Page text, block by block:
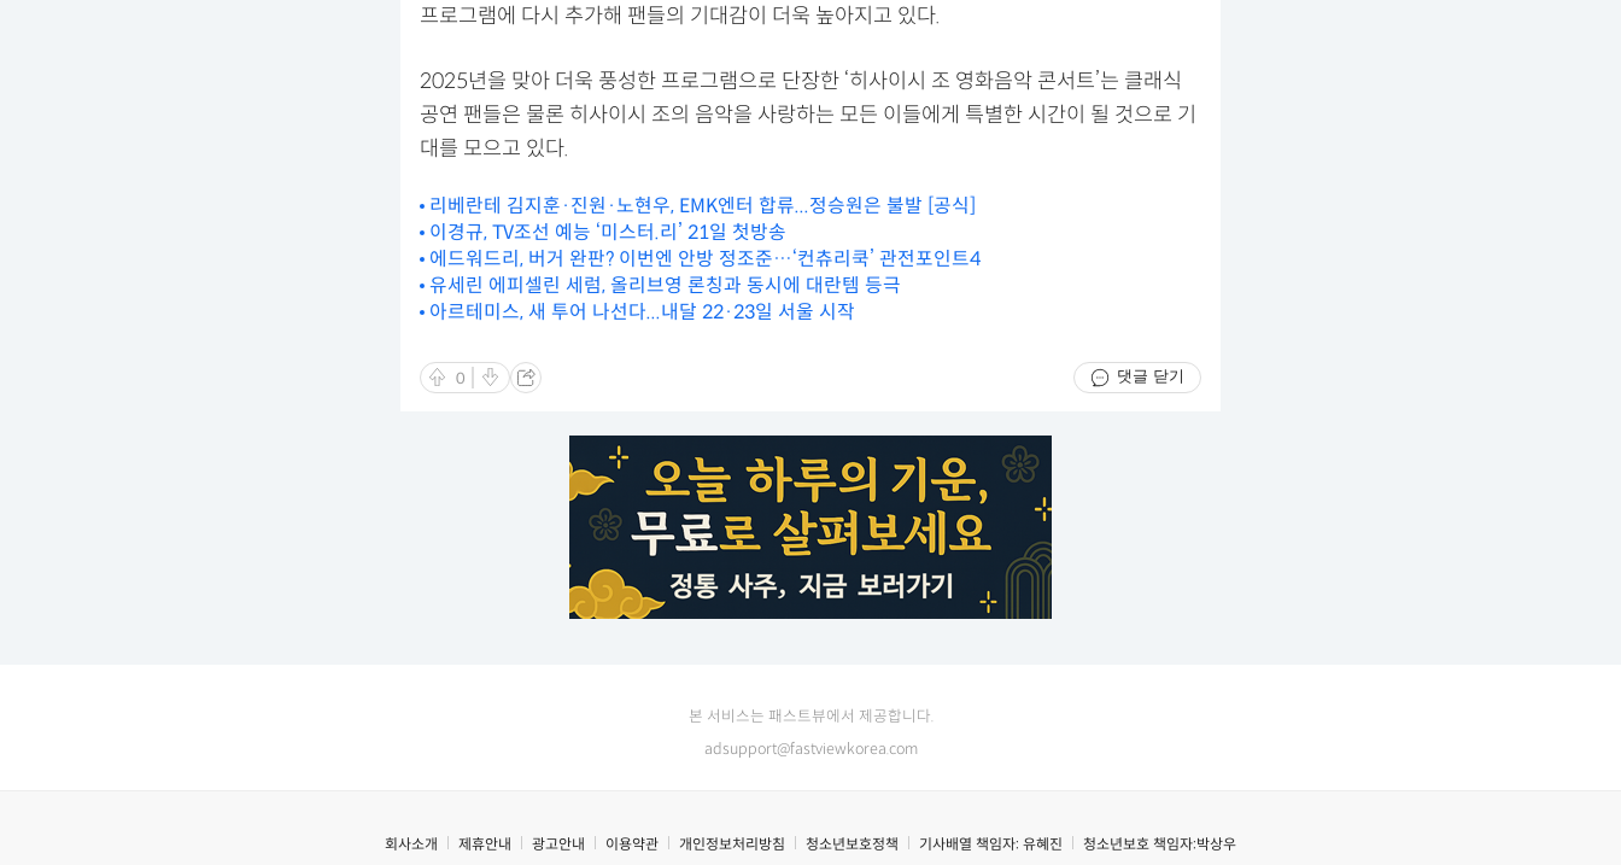
프로그램에 다시 추가해 팬들의 기대감이 더욱 높아지고 있다.
2025년을 맞아 더욱 풍성한 프로그램으로 단장한 ‘히사이시 조 영화음악 콘서트’는 클래식
공연 팬들은 물론 히사이시 조의 음악을 사랑하는 모든 이들에게 특별한 시간이 될 것으로 기
대를 모으고 있다.
리베란테 김지훈·진원·노현우, EMK엔터 합류...정승원은 불발 [공식]
이경규, TV조선 예능 ‘미스터.리’ 21일 첫방송
에드워드리, 버거 완판? 이번엔 안방 정조준…‘컨츄리쿡’ 관전포인트4
유세린 에피셀린 세럼, 올리브영 론칭과 동시에 대란템 등극
아르테미스, 새 투어 나선다...내달 22·23일 서울 시작
0 댓글 닫기
본 서비스는 패스트뷰에서 제공합니다.
adsupport@fastviewkorea.com
회사소개 제휴안내 광고안내 이용약관 개인정보처리방침 청소년보호정책 기사배열 책임자: 유혜진 청소년보호 책임자:박상우